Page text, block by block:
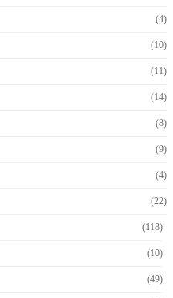
(4)
(10)
(11)
(14)
(8)
(9)
(4)
(22)
(118)
(10)
(49)